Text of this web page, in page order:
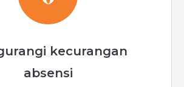
kecurangan
absensi